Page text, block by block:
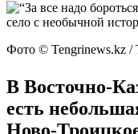
Фото ©️ Tengrinews.kz /
В Восточно-
есть